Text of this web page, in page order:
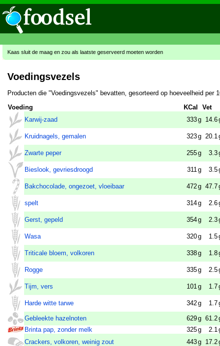
Kaas sluit de maag en zou als laatste geserveerd moeten worden
Voedingsvezels
Producten die "Voedingsvezels" bevatten, gesorteerd op hoeveelheid per
Voeding
KCal
Vet
Karwij-zaad
333g 14.6
Kruidnagels, gemalen 323g 20.1
Zwarte peper 255g 3.3
Bieslook, gevriesdroogd 311 g 3.5
Bakchocolade, ongezoet, vloeibaar 472g 47.7
spelt 314g 2.6
Gerst, gepeld 354g 2.3
Wasa 320g 1.5
Triticale bloem, volkoren 338g 1.8
Rogge 335g 2.5
Tijm, vers 101 g 1.7
Harde witte tarwe 342g 1.7
Gebleekte hazelnoten 629g 61.2
Brinta pap, zonder melk
325g 2.1
Crackers, volkoren, weinig zout
443g 17.2